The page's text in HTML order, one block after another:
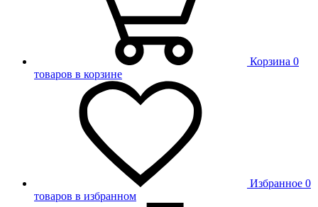
Корзина 0
товаров в корзине
Избранное 0
товаров в избранном